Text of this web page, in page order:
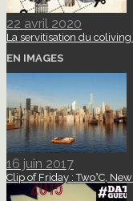
22 avril 2020
La servitisation du
EN IMAGES
16 juin 2017
Clip of Friday : Two°C,